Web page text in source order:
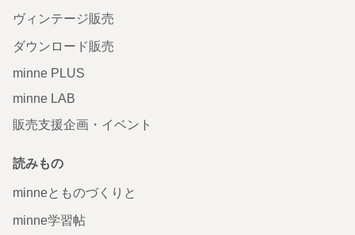
ヴィンテージ販売
ダウンロード販売
minne PLUS
minne LAB
販売支援企画・イベント
読みもの
minneとものづくりと
minne学習帖